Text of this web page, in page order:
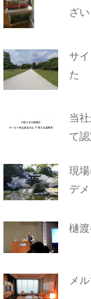
ざ
サ
た
当
て認
現
デ
樋
メ